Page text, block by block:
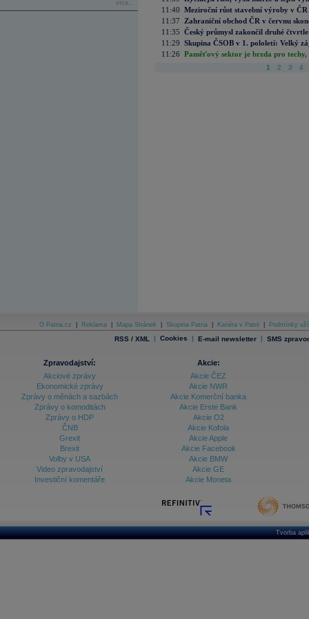
více...
11:40 Meziroční růst stavební výroby v
11:37
Zahraniční obchod ČR v červnu
11:35 Český průmysl zakončil druhé
11:29 Skupina ČSOB v 1. pololetí: Velký
11:26 Paměťový sektor je brzda pro techy,
1 2 3 4
O Patria.cz Reklama Mapa Stránek Skupina Patria Kariéra v Patrii Podmínky
RSS / XML | Cookies | E-mail newsletter | SMS
Zpravodajství:
Akciové zprávy
Ekonomické zprávy
Zprávy o měnách a sazbách
Zprávy o komoditách
Zprávy o HDP
ČNB
Grexit
Brexit
Volby v USA
Video zpravodajství
Investiční komentáře
Akcie:
Akcie ČEZ
Akcie NWR
Akcie Komerční banka
Akcie Erste Bank
Akcie O2
Akcie Kofola
Akcie Apple
Akcie Facebook
Akcie BMW
Akcie GE
Akcie Moneta
Tvorba